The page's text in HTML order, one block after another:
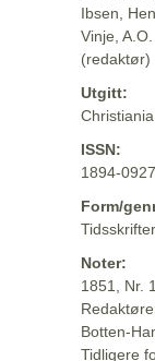
Ibsen,
Vinje,
(redaktør)
Utgitt:
ISSN:
1894-0927
Form/
Tidsskrifter
Noter:
1851, Nr.
Botten-
Tidligere